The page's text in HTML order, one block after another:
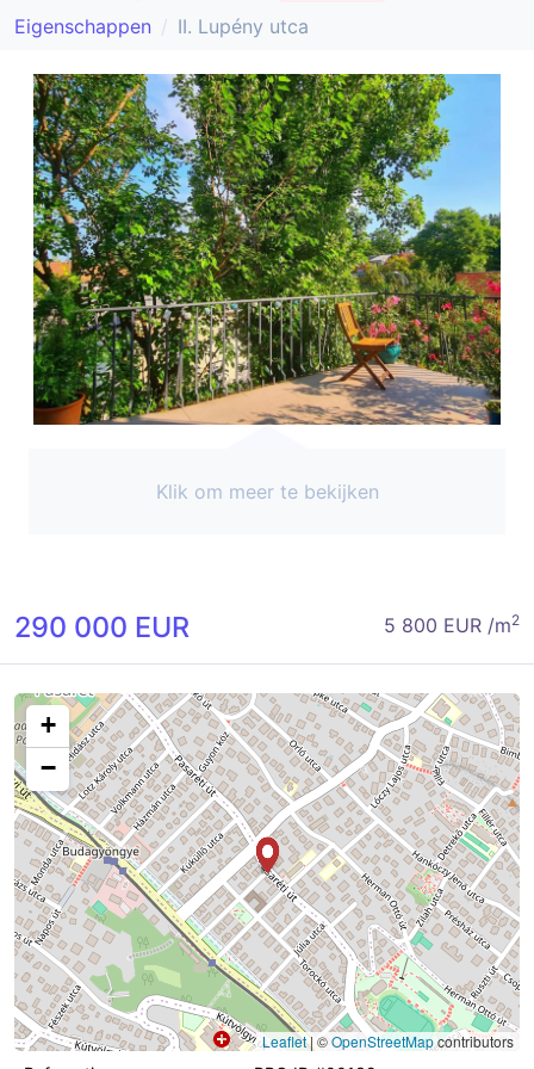
Eigenschappen II. Lupény utca
Klik om meer te bekijken
290 000 EUR 5 800 EUR /m2
+
−
Leaflet|©OpenStreetMapcontributors